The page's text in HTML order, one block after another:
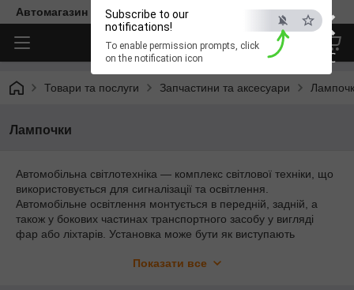
×
ESC
Subscribe to our
notifications!
To enable permission prompts, click
on the notification icon
Автомагазин "Діксон"
Товари та послуги Запчастини та аксесуари
Лампочки
Автомобільна світлотехніка — комплекс світлової техніки, що
використовується для сигналізації та освітлення.
Автомобільне освітлення монтується в передній, задній, а
також у бокових частинах транспортного засобу у вигляді
фар або ліхтарів. Установка може бути як виступають
Показати все